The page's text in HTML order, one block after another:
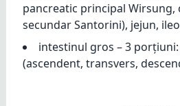
pancreatic principal Wirsung,
secundar Santorini), jejun,
intestinul gros – 3 porțiuni:
(ascendent, transvers,